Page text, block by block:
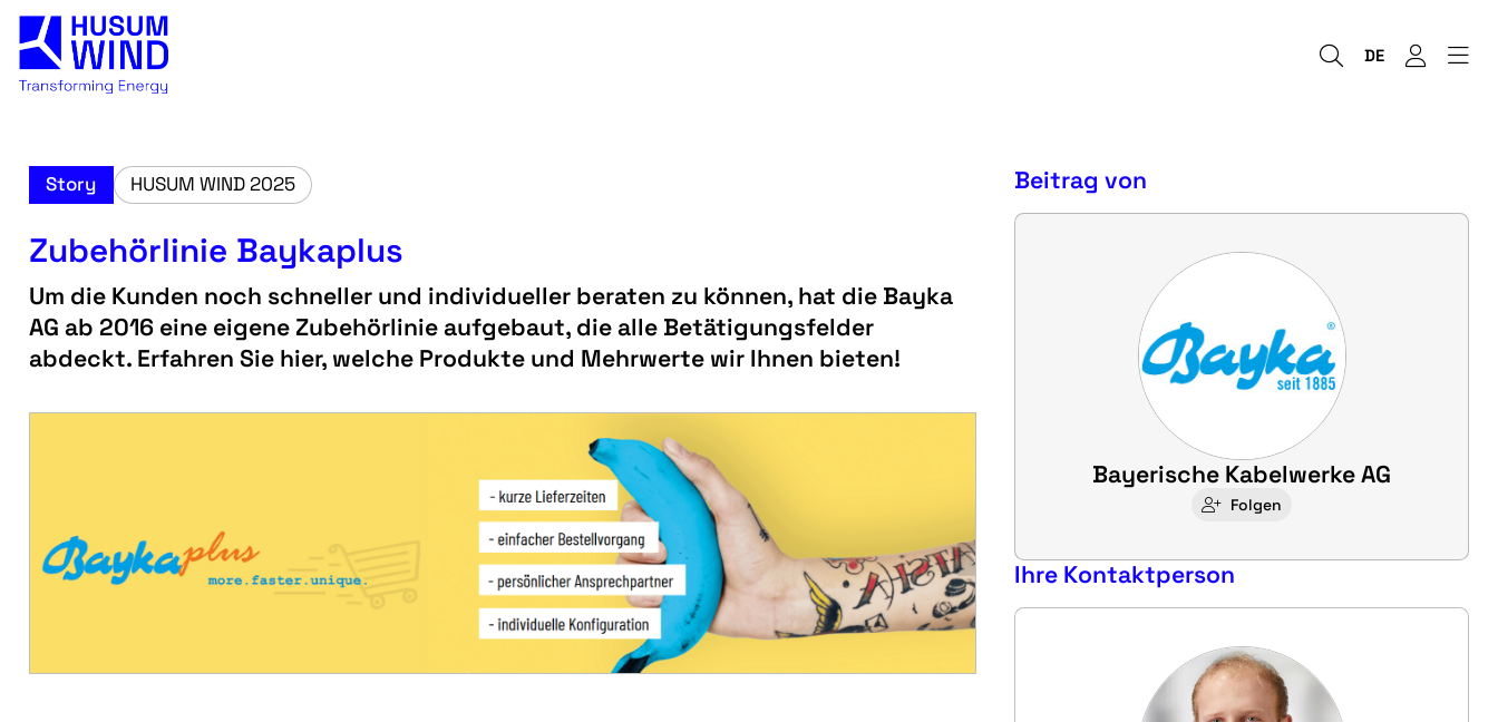
DE
Story HUSUM WIND 2025
Zubehörlinie Baykaplus
Um die Kunden noch schneller und individueller beraten zu können, hat die Bayka
AG ab 2016 eine eigene Zubehörlinie aufgebaut, die alle Betätigungsfelder
abdeckt. Erfahren Sie hier, welche Produkte und Mehrwerte wir Ihnen bieten!
Beitrag von
Bayerische Kabelwerke AG
Folgen
Ihre Kontaktperson